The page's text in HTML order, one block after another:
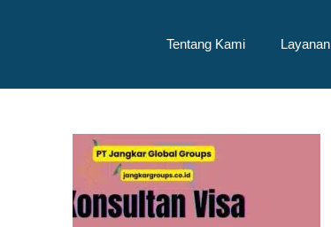
Tentang Kami Layanan